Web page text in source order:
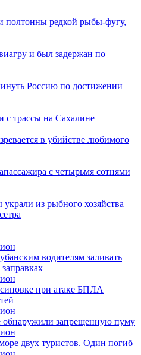
полтонны редкой рыбы-фугу,
и был задержан по
Россию по достижении
с трассы на Сахалине
в убийстве любимого
с четырьмя сотнями
из рыбного хозяйства
водителям заливать
при атаке БПЛА
обнаружили запрещенную пуму
двух туристов. Один погиб